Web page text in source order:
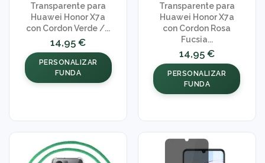
Transparente para
Huawei Honor X7a
con Cordon Verde /...
14,95 €
PERSONALIZAR
FUNDA
Transparente para
Huawei Honor X7a
con Cordon Rosa
Fucsia...
14,95 €
PERSONALIZAR
FUNDA